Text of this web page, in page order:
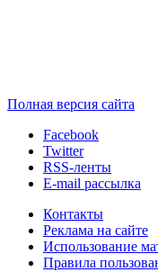
Полная версия сайта
Facebook
Twitter
RSS-ленты
E-mail рассылка
Контакты
Реклама на сайте
Использование
Правила